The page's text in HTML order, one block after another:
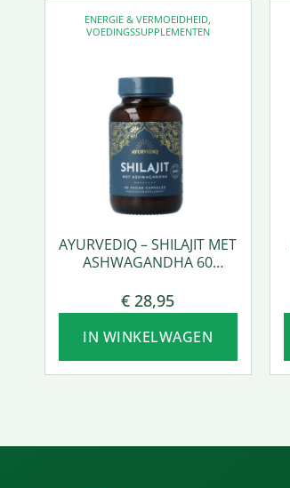
ENERGIE & VERMOEIDHEID
VOEDINGSSUPPLEMENTEN
AYURVEDIQ – SHILAJIT MET
ASHWAGANDHA 60
€ 28,95
IN WINKELWAGEN